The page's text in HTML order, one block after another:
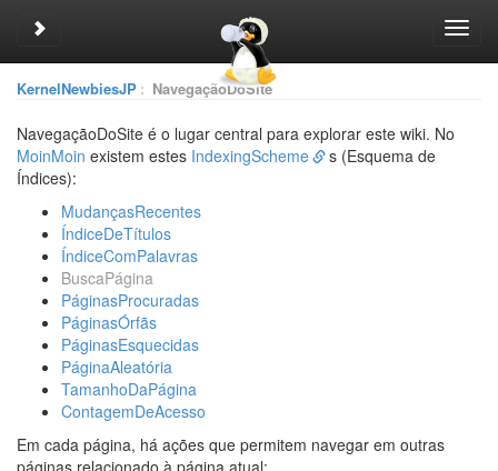
Toggle sidebar
KernelNewbiesJP : NavegaçãoDoSite
NavegaçãoDoSite é o lugar central para explorar este wiki. No
MoinMoin existem estes IndexingScheme
s (Esquema de
Índices):
MudançasRecentes
ÍndiceDeTítulos
ÍndiceComPalavras
BuscaPágina
PáginasProcuradas
PáginasÓrfãs
PáginasEsquecidas
PáginaAleatória
TamanhoDaPágina
ContagemDeAcesso
Em cada página, há ações que permitem navegar em outras
páginas relacionado à página atual: